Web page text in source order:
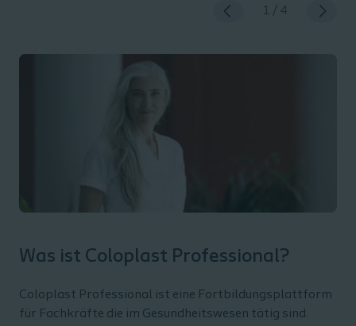
1 / 4
Was ist Coloplast Professional?​
Coloplast Professional ist eine Fortbildungsplattform
für Fachkräfte die im Gesundheitswesen tätig sind. ​